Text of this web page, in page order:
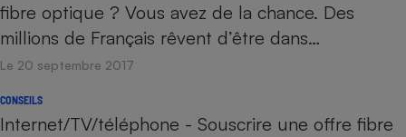
fibre optique ? Vous avez de la chance. Des
millions de Français rêvent d’être dans…
Le 20 septembre 2017
CONSEILS
Internet/TV/téléphone - Souscrire une offre fibre